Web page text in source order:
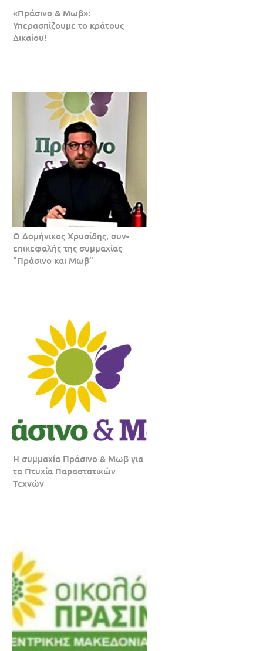
«Πράσινο & Μωβ»:
Υπερασπίζουμε το κράτους
Δικαίου!
Ο Δομήνικος Χρυσίδης, συν-
επικεφαλής της συμμαχίας
“Πράσινο και Μωβ”
Η συμμαχία Πράσινο & Μωβ για
τα Πτυχία Παραστατικών
Τεχνών